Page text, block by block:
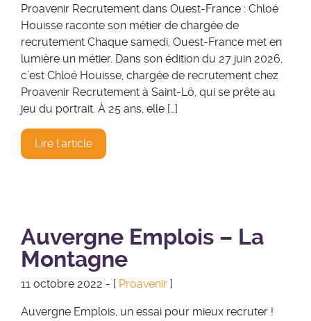
Proavenir Recrutement dans Ouest-France : Chloé
Houisse raconte son métier de chargée de
recrutement Chaque samedi, Ouest-France met en
lumière un métier. Dans son édition du 27 juin 2026,
c’est Chloé Houisse, chargée de recrutement chez
Proavenir Recrutement à Saint-Lô, qui se prête au
jeu du portrait. À 25 ans, elle […]
Lire l'article
Auvergne Emplois – La
Montagne
11 octobre 2022 - [ Proavenir ]
Auvergne Emplois, un essai pour mieux recruter !